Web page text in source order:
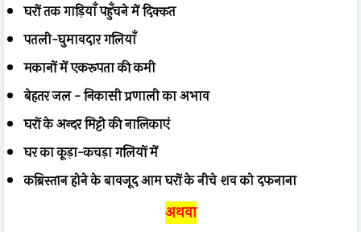
घरों तक गाड़ियाँ पहुँचने में दिक्कत
पतली-घुमावदार गलियाँ
मकानों में एकरूपता की कमी
बेहतर जल - निकासी प्रणाली का अभाव
घरों के अन्दर मिट्टी की नालिकाएं
घर का कूड़ा-कचड़ा गलियों में
कब्रिस्तान होने के बावजूद आम घरों के नीचे शव को दफनाना
अथवा